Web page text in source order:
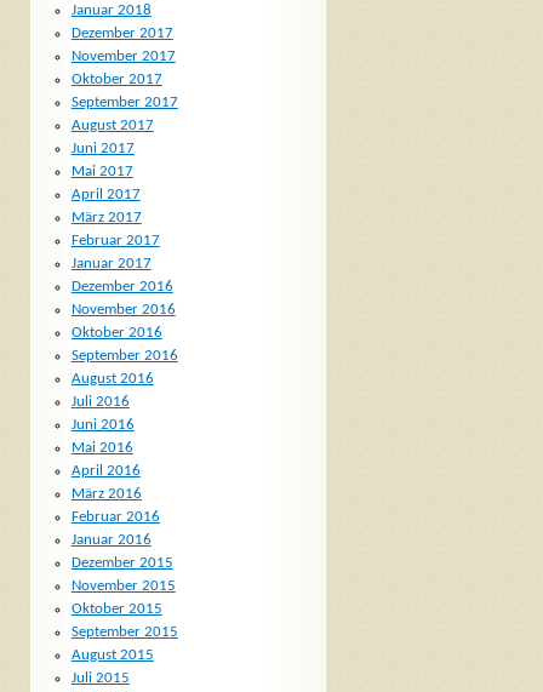
Januar 2018
Dezember 2017
November 2017
Oktober 2017
September 2017
August 2017
Juni 2017
Mai 2017
April 2017
März 2017
Februar 2017
Januar 2017
Dezember 2016
November 2016
Oktober 2016
September 2016
August 2016
Juli 2016
Juni 2016
Mai 2016
April 2016
März 2016
Februar 2016
Januar 2016
Dezember 2015
November 2015
Oktober 2015
September 2015
August 2015
Juli 2015